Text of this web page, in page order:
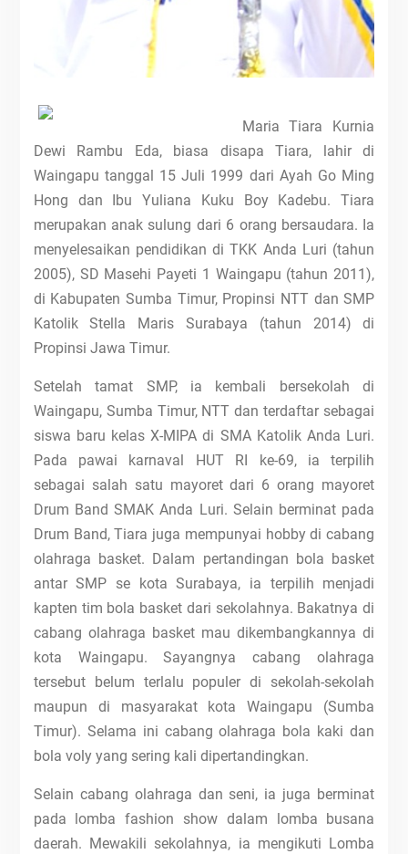
Maria Tiara Kurnia
Dewi Rambu Eda, biasa disapa Tiara, lahir di
Waingapu tanggal 15 Juli 1999 dari Ayah Go Ming
Hong dan Ibu Yuliana Kuku Boy Kadebu. Tiara
merupakan anak sulung dari 6 orang bersaudara. Ia
menyelesaikan pendidikan di TKK Anda Luri (tahun
2005), SD Masehi Payeti 1 Waingapu (tahun 2011),
di Kabupaten Sumba Timur, Propinsi NTT dan SMP
Katolik Stella Maris Surabaya (tahun 2014) di
Propinsi Jawa Timur.
Setelah tamat SMP, ia kembali bersekolah di
Waingapu, Sumba Timur, NTT dan terdaftar sebagai
siswa baru kelas X-MIPA di SMA Katolik Anda Luri.
Pada pawai karnaval HUT RI ke-69, ia terpilih
sebagai salah satu mayoret dari 6 orang mayoret
Drum Band SMAK Anda Luri. Selain berminat pada
Drum Band, Tiara juga mempunyai hobby di cabang
olahraga basket. Dalam pertandingan bola basket
antar SMP se kota Surabaya, ia terpilih menjadi
kapten tim bola basket dari sekolahnya. Bakatnya di
cabang olahraga basket mau dikembangkannya di
kota Waingapu. Sayangnya cabang olahraga
tersebut belum terlalu populer di sekolah-sekolah
maupun di masyarakat kota Waingapu (Sumba
Timur). Selama ini cabang olahraga bola kaki dan
bola voly yang sering kali dipertandingkan.
Selain cabang olahraga dan seni, ia juga berminat
pada lomba fashion show dalam lomba busana
daerah. Mewakili sekolahnya, ia mengikuti Lomba